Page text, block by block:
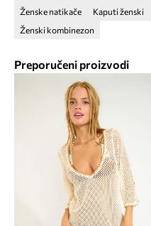
Ženske natikače Kaputi ženski
Ženski kombinezon
Preporučeni proizvodi